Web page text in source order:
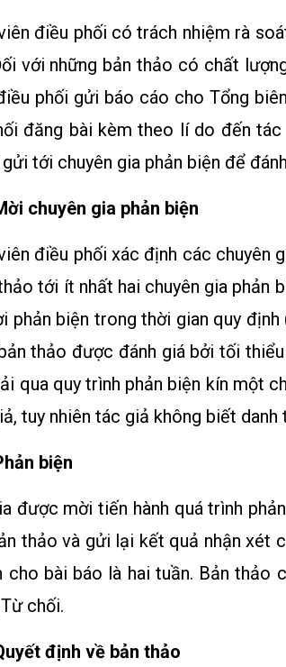
điều phối có trách nhiệm rà
với những bản thảo có chất
phối gửi báo cáo cho Tổng
đăng bài kèm theo lí do đến
tới chuyên gia phản biện để
chuyên gia phản biện
điều phối xác định các chuyên
tới ít nhất hai chuyên gia phản
phản biện trong thời gian quy
thảo được đánh giá bởi tối
qua quy trình phản biện kín một
tuy nhiên tác giả không biết danh
biện
được mời tiến hành quá trình
thảo và gửi lại kết quả nhận xét
cho bài báo là hai tuần. Bản thảo
chối.
định về bản thảo